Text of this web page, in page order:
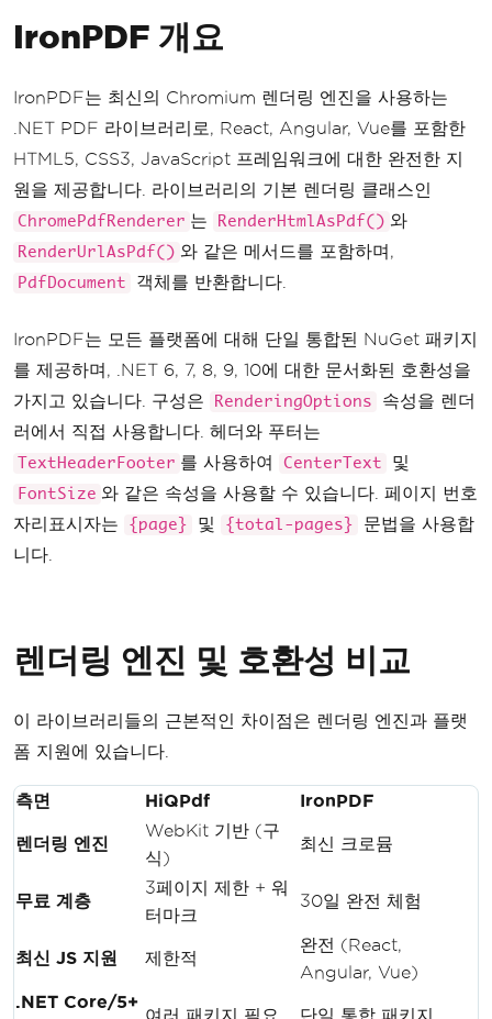
IronPDF 개요
IronPDF는 최신의 Chromium 렌더링 엔진을 사용하는
.NET PDF 라이브러리로, React, Angular, Vue를 포함한
HTML5, CSS3, JavaScript 프레임워크에 대한 완전한 지
원을 제공합니다. 라이브러리의 기본 렌더링 클래스인
ChromePdfRenderer 는 RenderHtmlAsPdf() 와
RenderUrlAsPdf() 와 같은 메서드를 포함하며,
PdfDocument 객체를 반환합니다.
IronPDF는 모든 플랫폼에 대해 단일 통합된 NuGet 패키지
를 제공하며, .NET 6, 7, 8, 9, 10에 대한 문서화된 호환성을
가지고 있습니다. 구성은
RenderingOptions
속성을 렌더
러에서 직접 사용합니다. 헤더와 푸터는
TextHeaderFooter 를 사용하여 CenterText 및
FontSize 와 같은 속성을 사용할 수 있습니다. 페이지 번호
자리표시자는
{page} 및 {total-pages}
문법을 사용합
니다.
렌더링 엔진 및 호환성 비교
이 라이브러리들의 근본적인 차이점은 렌더링 엔진과 플랫
폼 지원에 있습니다.
측면 HiQPdf IronPDF
렌더링 엔진
WebKit 기반 (구
식)
최신 크로뮴
무료 계층
3페이지 제한 + 워
터마크
30일 완전 체험
최신 JS 지원 제한적
완전 (React,
Angular, Vue)
.NET Core/5+
여러 패키지 필요 단일 통합 패키지